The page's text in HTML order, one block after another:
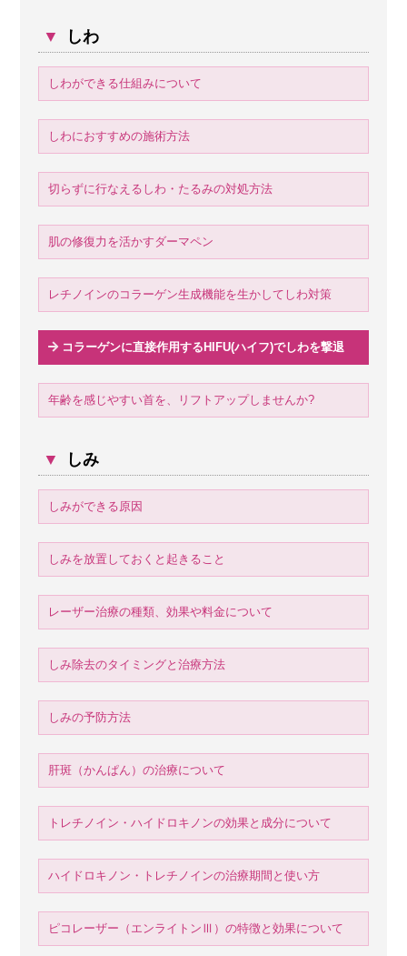
▼ しわ
しわができる仕組みについて
しわにおすすめの施術方法
切らずに行なえるしわ・たるみの対処方法
肌の修復力を活かすダーマペン
レチノインのコラーゲン生成機能を生かしてしわ対策
コラーゲンに直接作用するHIFU(ハイフ)でしわを撃退
年齢を感じやすい首を、リフトアップしませんか?
▼ しみ
しみができる原因
しみを放置しておくと起きること
レーザー治療の種類、効果や料金について
しみ除去のタイミングと治療方法
しみの予防方法
肝斑（かんぱん）の治療について
トレチノイン・ハイドロキノンの効果と成分について
ハイドロキノン・トレチノインの治療期間と使い方
ピコレーザー（エンライトンⅢ）の特徴と効果について